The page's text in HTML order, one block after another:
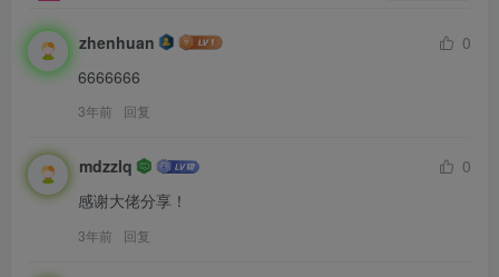
zhenhuan
0
6666666
3年前 回复
mdzzlq
0
感谢大佬分享！
3年前 回复